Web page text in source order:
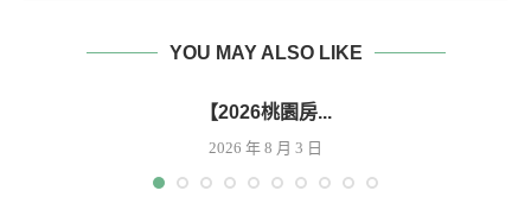
YOU MAY ALSO LIKE
【2026桃園房...
2026 年 8 月 3 日